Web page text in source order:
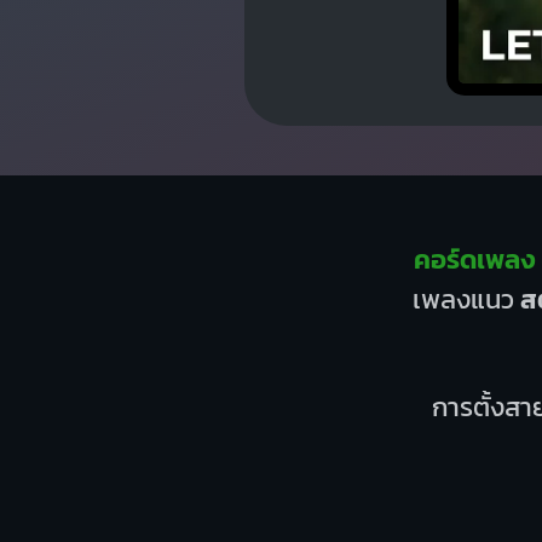
คอร์ดเพล
เพลงแนว
การตั้งสา